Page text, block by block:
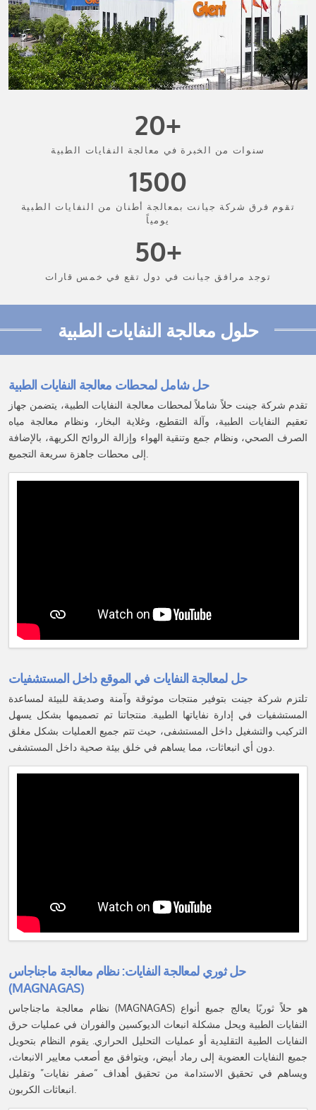
20+
سنوات من الخبرة في معالجة النفايات الطبية
1500
تقوم فرق شركة جيانت بمعالجة أطنان من النفايات الطبية
يومياً
50+
توجد مرافق جيانت في دول تقع في خمس قارات
حلول معالجة النفايات الطبية
حل شامل لمحطات معالجة النفايات الطبية
تقدم شركة جينت حلاً شاملاً لمحطات معالجة النفايات الطبية، يتضمن جهاز
تعقيم النفايات الطبية، وآلة التقطيع، وغلاية البخار، ونظام معالجة مياه
الصرف الصحي، ونظام جمع وتنقية الهواء وإزالة الروائح الكريهة، بالإضافة
حل لمعالجة النفايات في الموقع داخل المستشفيات
تلتزم شركة جينت بتوفير منتجات موثوقة وآمنة وصديقة للبيئة لمساعدة
المستشفيات في إدارة نفاياتها الطبية. منتجاتنا تم تصميمها بشكل يسهل
التركيب والتشغيل داخل المستشفى، حيث تتم جميع العمليات بشكل مغلق
حل ثوري لمعالجة النفايات: نظام معالجة ماجناجاس
(MAGNAGAS)
نظام معالجة ماجناجاس (MAGNAGAS) هو حلاً ثوريًا يعالج جميع أنواع
النفايات الطبية ويحل مشكلة انبعاث الديوكسين والفوران في عمليات حرق
النفايات الطبية التقليدية أو عمليات التحليل الحراري. يقوم النظام بتحويل
جميع النفايات العضوية إلى رماد أبيض، ويتوافق مع أصعب معايير الانبعاث،
ويساهم في تحقيق الاستدامة من تحقيق أهداف “صفر نفايات” وتقليل